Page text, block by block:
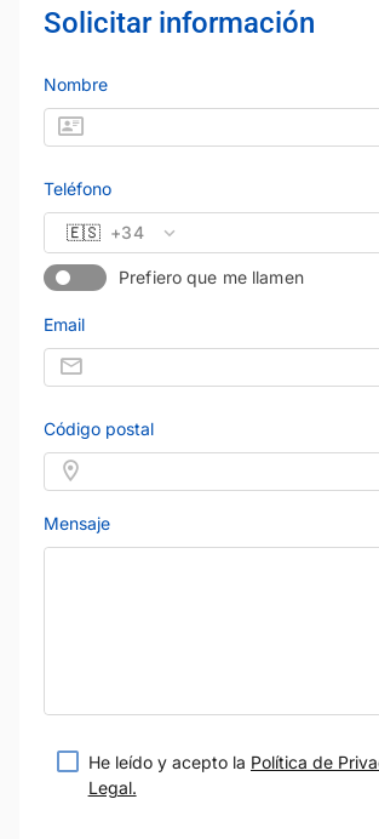
Solicitar información
Nombre
Teléfono
🇪🇸 +34
Prefiero que me llamen
Email
Código postal
Mensaje
He leído y acepto la Política de
Legal.